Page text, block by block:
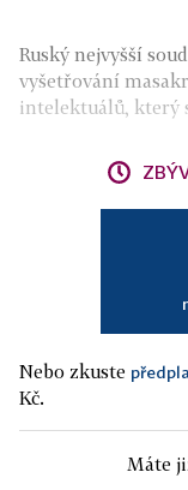
Ruský nejvyšší
vyšetřování
intelektuálů, který
Nebo zkuste
Kč.
Máte